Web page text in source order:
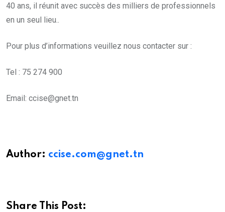
40 ans, il réunit avec succès des milliers de professionnels
en un seul lieu..
Pour plus d’informations veuillez nous contacter sur :
Tel : 75 274 900
Email: ccise@gnet.tn
Author: ccise.com@gnet.tn
Share This Post: